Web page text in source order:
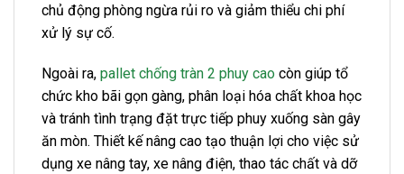
chủ động phòng ngừa rủi ro và giảm thiểu chi phí
xử lý sự cố.
Ngoài ra, pallet chống tràn 2 phuy cao còn giúp tổ
chức kho bãi gọn gàng, phân loại hóa chất khoa học
và tránh tình trạng đặt trực tiếp phuy xuống sàn gây
ăn mòn. Thiết kế nâng cao tạo thuận lợi cho việc sử
dụng xe nâng tay, xe nâng điện, thao tác chất và dỡ